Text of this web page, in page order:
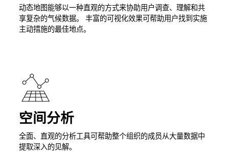
动态地图能够以一种直观的方式来协助用户调查、理解和共
享复杂的气候数据。 丰富的可视化效果可帮助用户找到实施
主动措施的最佳地点。
空间分析
全面、直观的分析工具可帮助整个组织的成员从大量数据中
提取深入的见解。